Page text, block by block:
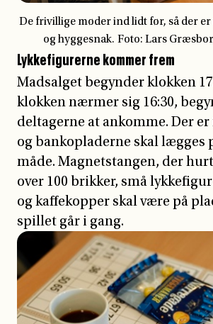
Lykkefigurerne kommer frem
Madsalget begynder klokken
klokken nærmer sig 16:30,
deltagerne at ankomme. Der er
og bankopladerne skal lægges
måde. Magnetstangen, der
over 100 brikker, små
og kaffekopper skal være på
spillet går i gang.